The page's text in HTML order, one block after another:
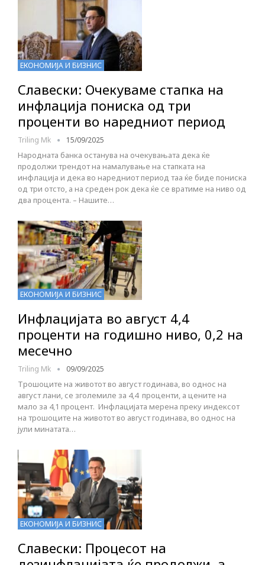
ЕКОНОМИЈА И БИЗНИС
Славески: Очекуваме стапка на
инфлација пониска од три
проценти во наредниот период
Triling Mk 15/09/2025
Народната банка останува на очекувањата дека ќе
продолжи трендот на намалување на стапката на
инфлација и дека во наредниот период таа ќе биде пониска
од три отсто, а на среден рок дека ќе се вратиме на ниво од
два процента. – Нашите…
ЕКОНОМИЈА И БИЗНИС
Инфлацијата во август 4,4
проценти на годишно ниво, 0,2 на
месечно
Triling Mk 09/09/2025
Трошоците на животот во август годинава, во однос на
август лани, се зголемиле за 4,4 проценти, а цените на
мало за 4,1 процент. Инфлацијата мерена преку индексот
на трошоците на животот во август годинава, во однос на
јули минатата…
ЕКОНОМИЈА И БИЗНИС
Славески: Процесот на